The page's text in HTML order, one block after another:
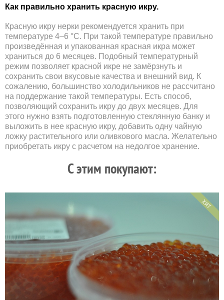
Как правильно хранить красную икру.
Красную икру нерки рекомендуется хранить при
температуре 4–6 °С. При такой температуре правильно
произведённая и упакованная красная икра может
храниться до 6 месяцев. Подобный температурный
режим позволяет красной икре не замёрзнуть и
сохранить свои вкусовые качества и внешний вид. К
сожалению, большинство холодильников не рассчитано
на поддержание такой температуры. Есть способ,
позволяющий сохранить икру до двух месяцев. Для
этого нужно взять подготовленную стеклянную банку и
выложить в нее красную икру, добавить одну чайную
ложку растительного или оливкового масла. Желательно
приобретать икру с расчетом на недолгое хранение.
C этим покупают:
ХИТ